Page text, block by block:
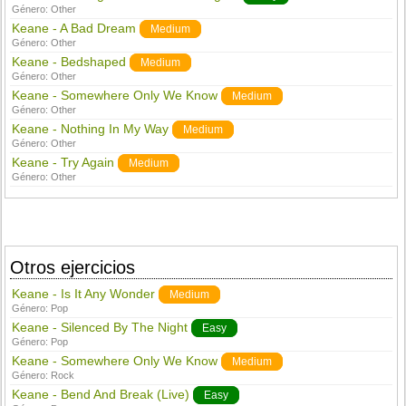
Género:Other
Keane - A Bad Dream Medium
Género:Other
Keane - Bedshaped Medium
Género:Other
Keane - Somewhere Only We Know Medium
Género:Other
Keane - Nothing In My Way Medium
Género:Other
Keane - Try Again Medium
Género:Other
Otros ejercicios
Keane - Is It Any Wonder Medium
Género: Pop
Keane - Silenced By The Night Easy
Género: Pop
Keane - Somewhere Only We Know Medium
Género: Rock
Keane - Bend And Break (Live) Easy